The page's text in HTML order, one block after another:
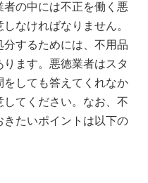
の中には不正を働く悪
なければなりません。
するためには、不用品
ます。悪徳業者はスタ
をしても答えてくれなか
てください。なお、不
きたいポイントは以下の